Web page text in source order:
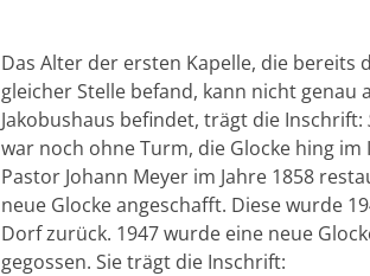
Das Alter der ersten Kapelle, die bereits
gleicher Stelle befand, kann nicht genau
Jakobushaus befindet, trägt die Inschrift:
war noch ohne Turm, die Glocke hing
Pastor Johann Meyer im Jahre 1858
neue Glocke angeschafft. Diese wurde
Dorf zurück. 1947 wurde eine neue
gegossen. Sie trägt die Inschrift: